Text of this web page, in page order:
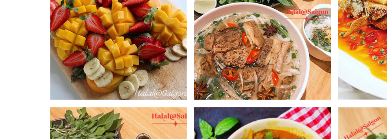
Để đảm bảo sự đúng điệu và tinh túy,Halal@Saigonluôn đặt tiêu chí sử dụng toàn bộ gia vị được nhập
món ăn tại nhà hàng đều tuân thủ nghiêm ngặt quy định của người Hồi giáo.Halal@Saigoncũng là một
chuẩn này, giúp thực khách cảm nhận được độ tươi ngon trọn vẹn trong từng món ăn.